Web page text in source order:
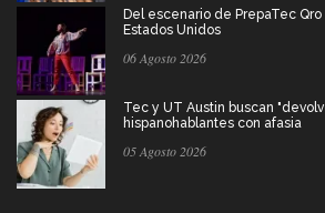
Del escenario de PrepaTec
Estados Unidos
06 Agosto 2026
Tec y UT Austin buscan
hispanohablantes con afasia
05 Agosto 2026